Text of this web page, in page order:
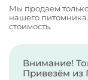
Мы продаем
нашего
стоимость.
Внимание!
Привезём из